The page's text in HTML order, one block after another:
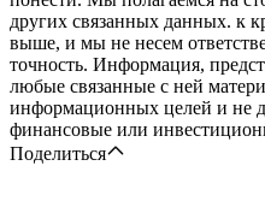
других связанных данных. к
выше, и мы не несем
точность. Информация,
любые связанные с ней
информационных целей и не
финансовые или
Поделиться